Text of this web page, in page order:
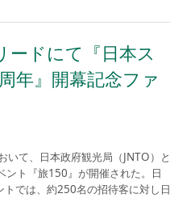
ードにて『日本ス
年』開幕記念ファ
て、日本政府観光局（JNTO）と
ント『旅150』が開催された。日
では、約250名の招待客に対し日